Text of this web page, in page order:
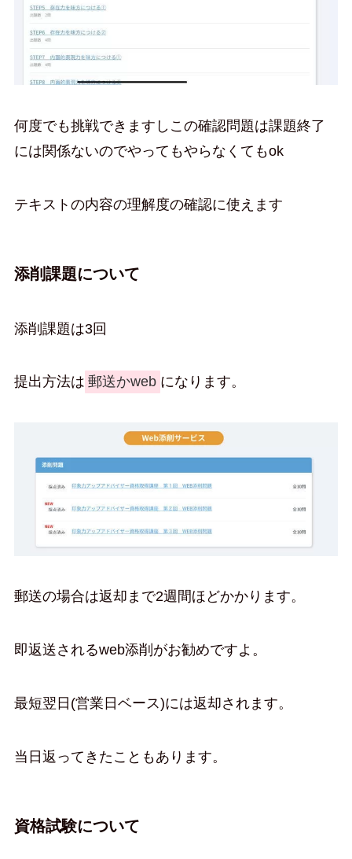
何度でも挑戦できますしこの確認問題は課題終了
には関係ないのでやってもやらなくてもok
テキストの内容の理解度の確認に使えます
添削課題について
添削課題は3回
提出方法は 郵送かweb になります。
郵送の場合は返却まで2週間ほどかかります。
即返送されるweb添削がお勧めですよ。
最短翌日(営業日ベース)には返却されます。
当日返ってきたこともあります。
資格試験について